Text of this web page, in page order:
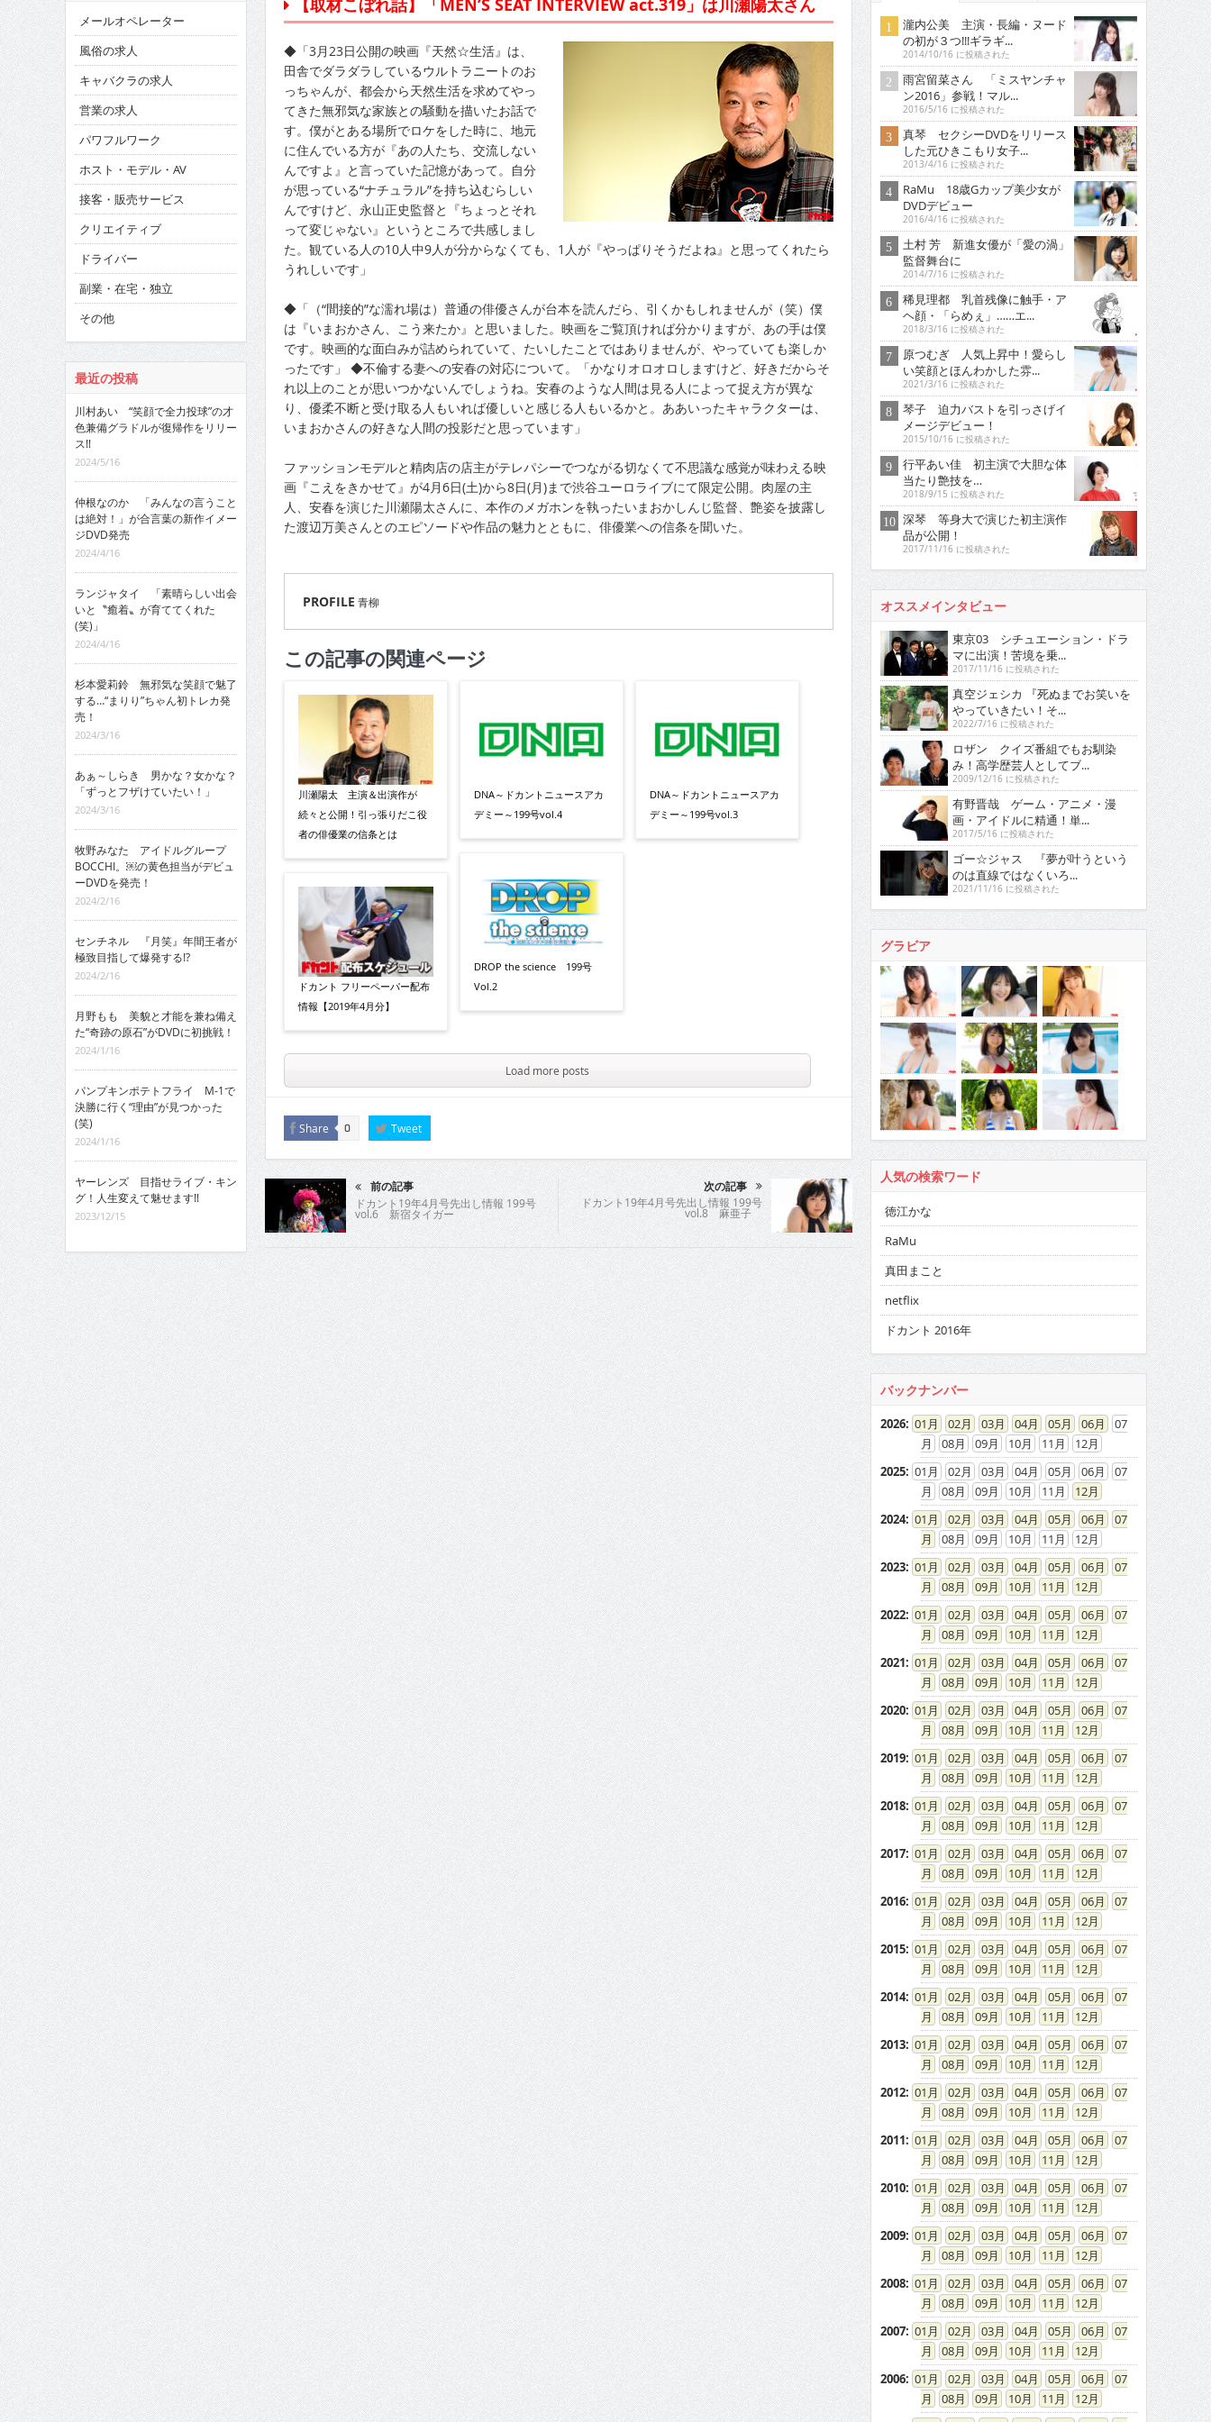
【取材こぼれ話】「MEN’S SEAT INTERVIEW act.319」は川瀬陽太さん
◆「3月23日公開の映画『天然☆生活』は、
田舎でダラダラしているウルトラニートのお
っちゃんが、都会から天然生活を求めてやっ
てきた無邪気な家族との騒動を描いたお話で
す。僕がとある場所でロケをした時に、地元
に住んでいる方が『あの人たち、交流しない
んですよ』と言っていた記憶があって。自分
が思っている“ナチュラル”を持ち込むらしい
んですけど、永山正史監督と『ちょっとそれ
って変じゃない』というところで共感しまし
た。観ている人の10人中9人が分からなくても、1人が『やっぱりそうだよね』と思ってくれたら
うれしいです」
◆「（“間接的”な濡れ場は）普通の俳優さんが台本を読んだら、引くかもしれませんが（笑）僕
は『いまおかさん、こう来たか』と思いました。映画をご覧頂ければ分かりますが、あの手は僕
です。映画的な面白みが詰められていて、たいしたことではありませんが、やっていても楽しか
ったです」 ◆不倫する妻への安春の対応について。「かなりオロオロしますけど、好きだからそ
れ以上のことが思いつかないんでしょうね。安春のような人間は見る人によって捉え方が異な
り、優柔不断と受け取る人もいれば優しいと感じる人もいるかと。ああいったキャラクターは、
いまおかさんの好きな人間の投影だと思っています」
ファッションモデルと精肉店の店主がテレパシーでつながる切なくて不思議な感覚が味わえる映
画『こえをきかせて』が4月6日(土)から8日(月)まで渋谷ユーロライブにて限定公開。肉屋の主
人、安春を演じた川瀬陽太さんに、本作のメガホンを執ったいまおかしんじ監督、艶姿を披露し
た渡辺万美さんとのエピソードや作品の魅力とともに、俳優業への信条を聞いた。
PROFILE 青柳
この記事の関連ページ
川瀬陽太 主演＆出演作が
続々と公開！引っ張りだこ役
者の俳優業の信条とは
ドカント フリーペーパー配布
情報【2019年4月分】
DNA～ドカントニュースアカ
デミー～199号vol.4
DROP the science 199号
Vol.2
DNA～ドカントニュースアカ
デミー～199号vol.3
Load more posts
Share 0 Tweet
前の記事
ドカント19年4月号先出し情報 199号
vol.6 新宿タイガー
次の記事
ドカント19年4月号先出し情報 199号
vol.8 麻亜子
メールオペレーター
風俗の求人
キャバクラの求人
営業の求人
パワフルワーク
ホスト・モデル・AV
接客・販売サービス
クリエイティブ
ドライバー
副業・在宅・独立
その他
最近の投稿
川村あい “笑顔で全力投球”の才
色兼備グラドルが復帰作をリリー
ス!!
2024/5/16
仲根なのか 「みんなの言うこと
は絶対！」が合言葉の新作イメー
ジDVD発売
2024/4/16
ランジャタイ 「素晴らしい出会
いと〝癒着〟が育ててくれた
(笑)」
2024/4/16
杉本愛莉鈴 無邪気な笑顔で魅了
する…“まりり”ちゃん初トレカ発
売！
2024/3/16
あぁ～しらき 男かな？女かな？
「ずっとフザけていたい！」
2024/3/16
牧野みなた アイドルグループ
BOCCHI。￼の黄色担当がデビュ
ーDVDを発売！
2024/2/16
センチネル 『月笑』年間王者が
極致目指して爆発する!?
2024/2/16
月野もも 美貌と才能を兼ね備え
た“奇跡の原石”がDVDに初挑戦！
2024/1/16
パンプキンポテトフライ M-1で
決勝に行く“理由”が見つかった
(笑)
2024/1/16
ヤーレンズ 目指せライブ・キン
グ！人生変えて魅せます!!
2023/12/15
瀧内公美 主演・長編・ヌード
の初が３つ!!!ギラギ...
2014/10/16 に投稿された
雨宮留菜さん 「ミスヤンチャ
ン2016」参戦！マル...
2016/5/16 に投稿された
真琴 セクシーDVDをリリース
した元ひきこもり女子...
2013/4/16 に投稿された
RaMu 18歳Gカップ美少女が
DVDデビュー
2016/4/16 に投稿された
土村 芳 新進女優が「愛の渦」
監督舞台に
2014/7/16 に投稿された
稀見理都 乳首残像に触手・ア
ヘ顔・「らめぇ」……エ...
2018/3/16 に投稿された
原つむぎ 人気上昇中！愛らし
い笑顔とほんわかした雰...
2021/3/16 に投稿された
琴子 迫力バストを引っさげイ
メージデビュー！
2015/10/16 に投稿された
行平あい佳 初主演で大胆な体
当たり艶技を…
2018/9/15 に投稿された
深琴 等身大で演じた初主演作
品が公開！
2017/11/16 に投稿された
オススメインタビュー
東京03 シチュエーション・ドラ
マに出演！苦境を乗...
2017/11/16 に投稿された
真空ジェシカ 『死ぬまでお笑いを
やっていきたい！そ...
2022/7/16 に投稿された
ロザン クイズ番組でもお馴染
み！高学歴芸人としてブ...
2009/12/16 に投稿された
有野晋哉 ゲーム・アニメ・漫
画・アイドルに精通！単...
2017/5/16 に投稿された
ゴー☆ジャス 『夢が叶うという
のは直線ではなくいろ...
2021/11/16 に投稿された
グラビア
人気の検索ワード
徳江かな
RaMu
真田まこと
netflix
ドカント 2016年
バックナンバー
2026: 01 02 03 04 05 06
07
08
09 10 11
12
2025: 01 02 03 04 05 06
07
08
09 10 11
12
2024: 01 02 03 04 05 06
07
08
09 10 11
12
2023: 01 02 03 04 05 06
07
08
09 10 11
12
2022: 01 02 03 04 05 06
07
08
09 10 11
12
2021: 01 02 03 04 05 06
07
08
09 10 11
12
2020: 01 02 03 04 05 06
07
08
09 10 11
12
2019: 01 02 03 04 05 06
07
08
09 10 11
12
2018: 01 02 03 04 05 06
07
08
09 10 11
12
2017: 01 02 03 04 05 06
07
08
09 10 11
12
2016: 01 02 03 04 05 06
07
08
09 10 11
12
2015: 01 02 03 04 05 06
07
08
09 10 11
12
2014: 01 02 03 04 05 06
07
08
09 10 11
12
2013: 01 02 03 04 05 06
07
08
09 10 11
12
2012: 01 02 03 04 05 06
07
08
09 10 11
12
2011: 01 02 03 04 05 06
07
08
09 10 11
12
2010: 01 02 03 04 05 06
07
08
09 10 11
12
2009: 01 02 03 04 05 06
07
08
09 10 11
12
2008: 01 02 03 04 05 06
07
08
09 10 11
12
2007: 01 02 03 04 05 06
07
08
09 10 11
12
2006: 01 02 03 04 05 06
07
08
09 10 11
12